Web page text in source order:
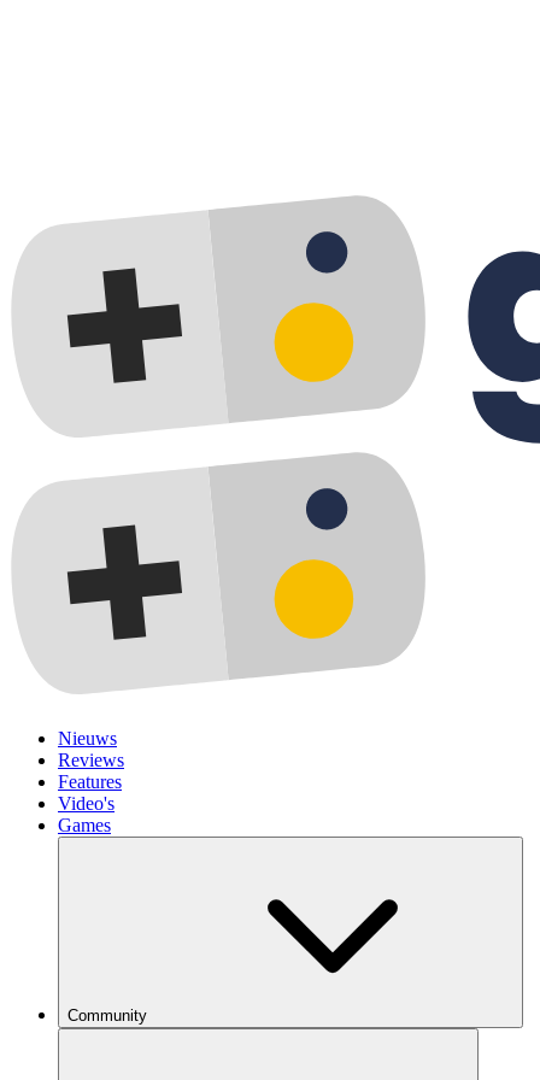
Nieuws
Reviews
Features
Video's
Games
Community